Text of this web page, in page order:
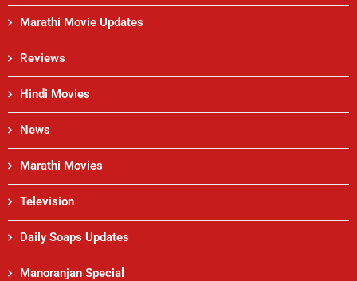
Marathi Movie Updates
Reviews
Hindi Movies
News
Marathi Movies
Television
Daily Soaps Updates
Manoranjan Special